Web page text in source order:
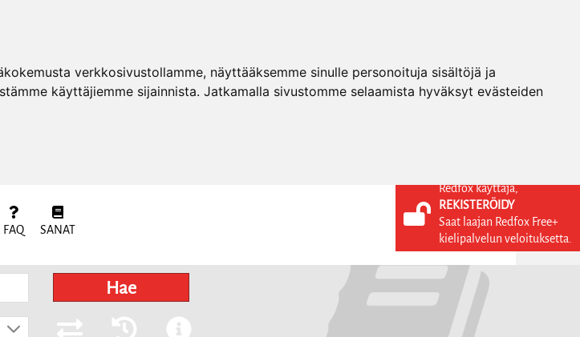
verkkosivustollamme, näyttääksemme sinulle personoituja sisältöjä ja
käyttäjiemme sijainnista. Jatkamalla sivustomme selaamista hyväksyt evästeiden
FAQ SANAT
KIRJAUDU SISÄÄN
REKISTERÖIDY
FI
Hae
Redfox käyttäjä,
REKISTERÖIDY
Saat laajan Redfox Free+
kielipalvelun veloituksetta.